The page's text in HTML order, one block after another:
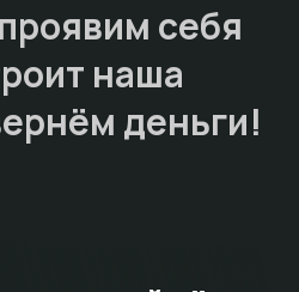
себя
наша
деньги!